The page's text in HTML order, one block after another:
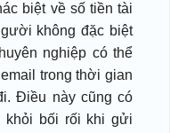
biệt về số tiền tài
không đặc biệt
nghiệp có thể
trong thời gian
Điều này cũng có
khỏi bối rối khi gửi